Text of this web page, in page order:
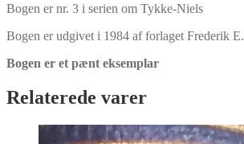
Bogen er nr. 3 i serien om Tykke-Niels
Bogen er udgivet i 1984 af forlaget Frederik E.
Bogen er et pænt eksemplar
Relaterede varer